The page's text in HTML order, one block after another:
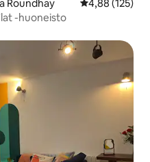
Roundhay
4,88 (125)
-huoneisto